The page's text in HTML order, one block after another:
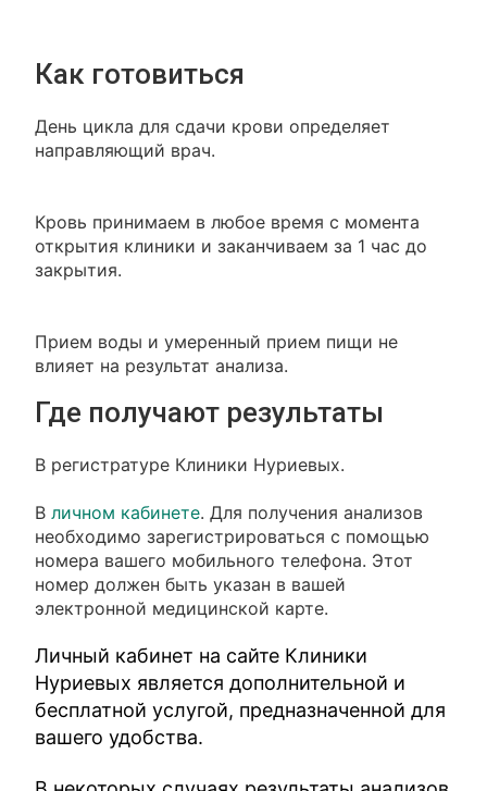
Как готовиться
День цикла для сдачи крови определяет
направляющий врач.
Кровь принимаем в любое время с момента
открытия клиники и заканчиваем за 1 час до
закрытия.
Прием воды и умеренный прием пищи не
влияет на результат анализа.
Где получают результаты
В регистратуре Клиники Нуриевых.
Вличном кабинете. Для получения анализов
необходимо зарегистрироваться с помощью
номера вашего мобильного телефона. Этот
номер должен быть указан в вашей
электронной медицинской карте.
Личный кабинет на сайте Клиники
Нуриевых является дополнительной и
бесплатной услугой, предназначенной для
вашего удобства.